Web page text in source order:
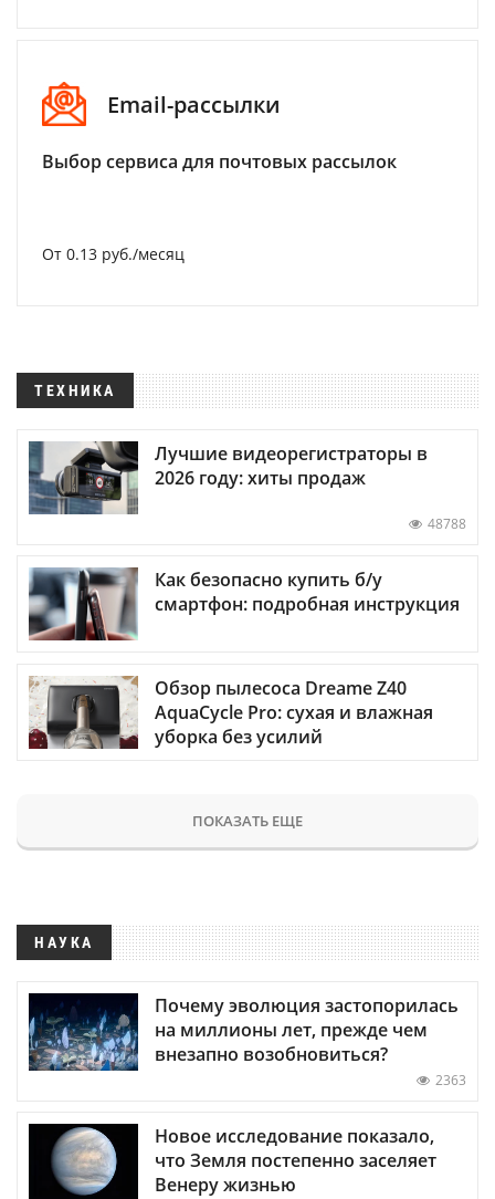
Email-рассылки
Выбор сервиса для почтовых рассылок
От 0.13 руб./месяц
ТЕХНИКА
Лучшие видеорегистраторы в
2026 году: хиты продаж
48788
Как безопасно купить б/у
смартфон: подробная инструкция
Обзор пылесоса Dreame Z40
AquaCycle Pro: сухая и влажная
уборка без усилий
ПОКАЗАТЬ ЕЩЕ
НАУКА
Почему эволюция застопорилась
на миллионы лет, прежде чем
внезапно возобновиться?
2363
Новое исследование показало,
что Земля постепенно заселяет
Венеру жизнью